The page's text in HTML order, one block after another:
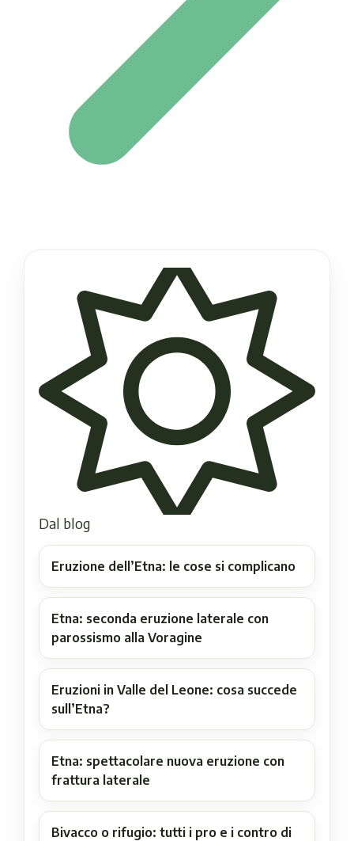
Dal blog
Eruzione dell’Etna: le cose si complicano
Etna: seconda eruzione laterale con
parossismo alla Voragine
Eruzioni in Valle del Leone: cosa succede
sull’Etna?
Etna: spettacolare nuova eruzione con
frattura laterale
Bivacco o rifugio: tutti i pro e i contro di